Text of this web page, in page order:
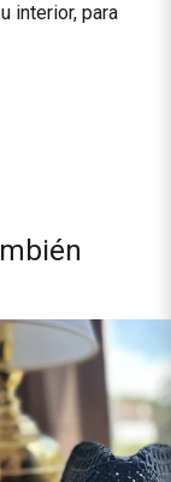
interior, para